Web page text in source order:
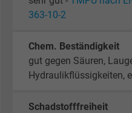
363-10-2
Chem. Beständigkeit
gut gegen Säuren,
Hydraulikflüssigkeiten,
Schadstofffreiheit